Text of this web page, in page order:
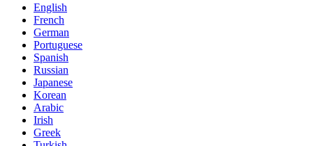
English
French
German
Portuguese
Spanish
Russian
Japanese
Korean
Arabic
Irish
Greek